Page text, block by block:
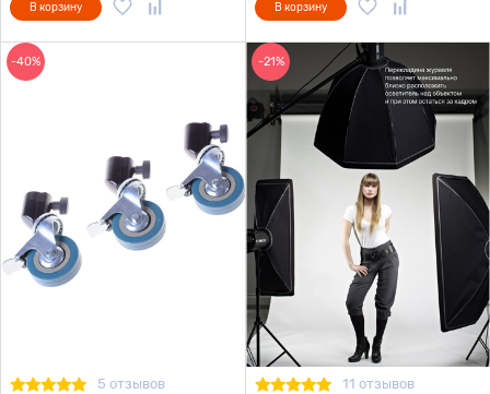
В корзину В корзину
-40%
5 отзывов
-21%
11 отзывов